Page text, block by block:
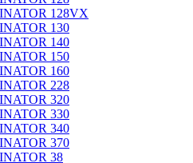
128VX
130
140
150
160
228
320
330
340
370
38